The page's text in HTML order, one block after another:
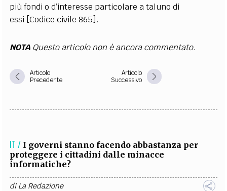
più fondi o d’interesse particolare a taluno di
essi [Codice civile 865].
NOTA Questo articolo non è ancora commentato.
Articolo
Precedente
Articolo
Successivo
IT / I governi stanno facendo abbastanza per
proteggere i cittadini dalle minacce
informatiche?
diLa Redazione